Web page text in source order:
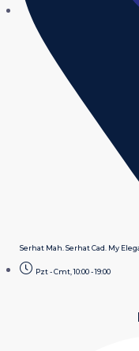
Serhat Mah. Serhat Cad. My
Pzt - Cmt, 10:00 - 19:00